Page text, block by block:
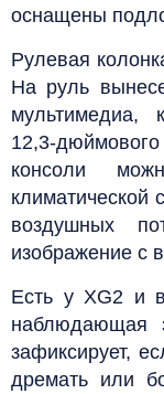
оснащены
Рулевая
На руль
мультимедиа,
12,3-
консоли
климатической
воздушных
изображение с
Есть у XG2 и
наблюдающая
зафиксирует,
дремать или